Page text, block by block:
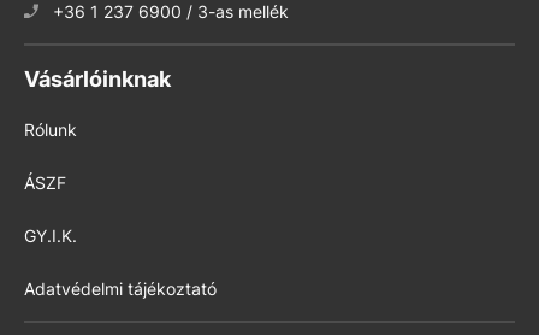
+36 1 237 6900 / 3-as mellék
Vásárlóinknak
Rólunk
ÁSZF
GY.I.K.
Adatvédelmi tájékoztató